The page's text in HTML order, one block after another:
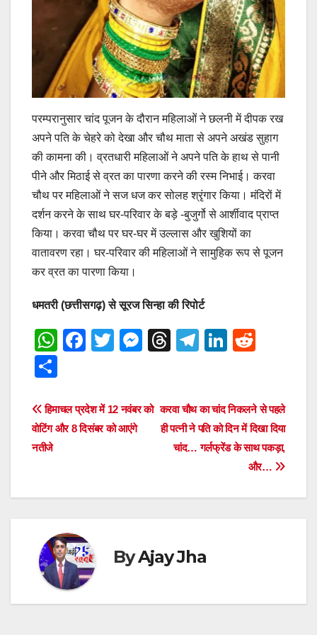
परम्परानुसार चांद पूजन के दौरान महिलाओं ने छलनी में दीपक रख
अपने पति के चेहरे को देखा और चौथ माता से अपने अखंड सुहाग
की कामना की। व्रतधारी महिलाओं ने अपने पति के हाथ से पानी
पीने और मिठाई से व्रत का पारणा करने की रस्म निभाई। करवा
चौथ पर महिलाओं ने सज धज कर सोलह श्रृंगार किया। मंदिरों में
दर्शन करने के साथ घर-परिवार के बड़े -बुजुर्गो से आर्शीवाद प्राप्त
किया। करवा चौथ पर घर-घर में उल्लास और खुशियों का
वातावरण रहा। घर-परिवार की महिलाओं ने सामुहिक रूप से पूजन
कर व्रत का पारणा किया।
धमतरी (छत्तीसगढ़) से सूरज सिन्हा की रिपोर्ट
W
s
A
F
e
b
k
T
er
M
e
T
a
d
s
T
gr
a
m
Li
e
dI
n
di
t
ar
e
Post
navigation
करवा चौथ का चांद निकलने से पहले
ही पत्नी ने पति को दिन में दिखा दिया
चांद… गर्लफ्रेंड के साथ पकड़ा,
और…
हिमाचल प्रदेश में 12 नवंबर को
वोटिंग और 8 दिसंबर को आएंगे
नतीजे
ByAjay Jha